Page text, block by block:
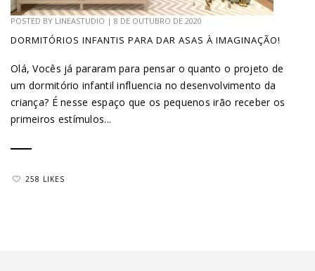
POSTED BY LINEASTUDIO | 8 DE OUTUBRO DE 2020
DORMITÓRIOS INFANTIS PARA DAR ASAS À IMAGINAÇÃO!
Olá, Vocês já pararam para pensar o quanto o projeto de
um dormitório infantil influencia no desenvolvimento da
criança? É nesse espaço que os pequenos irão receber os
primeiros estímulos...
258 LIKES